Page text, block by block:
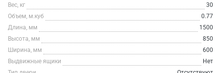
Вес, кг
30
Объем, м.куб
0.77
Длина, мм
1500
Высота, мм
850
Ширина, мм
600
Выдвижные ящики
Нет